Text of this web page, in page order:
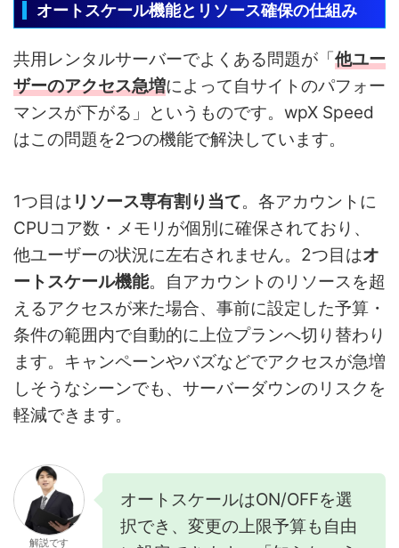
オートスケール機能とリソース確保の仕組み
共用レンタルサーバーでよくある問題が「他ユー
ザーのアクセス急増によって自サイトのパフォー
マンスが下がる」というものです。wpX Speed
はこの問題を2つの機能で解決しています。
1つ目は リソース専有割り当て。各アカウントに
CPUコア数・メモリが個別に確保されており、
他ユーザーの状況に左右されません。2つ目はオ
ートスケール機能。自アカウントのリソースを超
えるアクセスが来た場合、事前に設定した予算・
条件の範囲内で自動的に上位プランへ切り替わり
ます。キャンペーンやバズなどでアクセスが急増
しそうなシーンでも、サーバーダウンのリスクを
軽減できます。
解説です
オートスケールはON/OFFを選
択でき、変更の上限予算も自由